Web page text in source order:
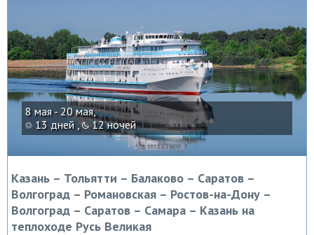
8 мая - 20 мая,
13 дней , 12 ночей
Казань – Тольятти – Балаково – Саратов –
Волгоград – Романовская – Ростов-на-Дону –
Волгоград – Саратов – Самара – Казань на
теплоходе Русь Великая